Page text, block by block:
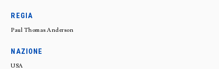
REGIA
Paul Thomas Anderson
NAZIONE
USA